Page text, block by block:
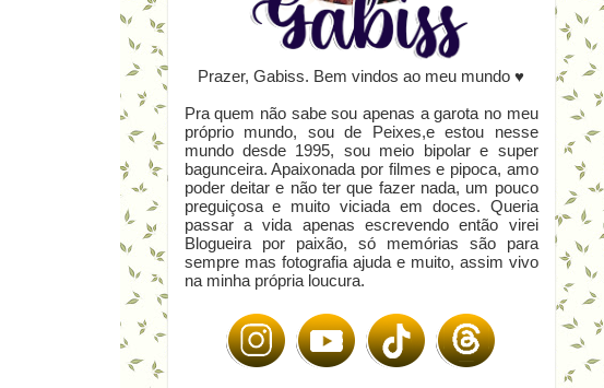
Prazer, Gabiss. Bem vindos ao meu mundo ♥
Pra quem não sabe sou apenas a garota no meu
próprio mundo, sou de Peixes,e estou nesse
mundo desde 1995, sou meio bipolar e super
bagunceira. Apaixonada por filmes e pipoca, amo
poder deitar e não ter que fazer nada, um pouco
preguiçosa e muito viciada em doces. Queria
passar a vida apenas escrevendo então virei
Blogueira por paixão, só memórias são para
sempre mas fotografia ajuda e muito, assim vivo
na minha própria loucura.